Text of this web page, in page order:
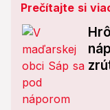
Prečítajte si